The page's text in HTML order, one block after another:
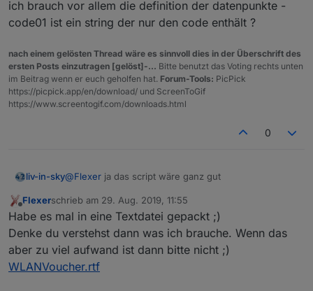
Kann dir das Script auch schicken.
ich brauch vor allem die definition der datenpunkte -
code01 ist ein string der nur den code enthält ?
nach einem gelösten Thread wäre es sinnvoll dies in der Überschrift des
ersten Posts einzutragen [gelöst]-... Bitte benutzt das Voting rechts unten
im Beitrag wenn er euch geholfen hat. Forum-Tools: PicPick
https://picpick.app/en/download/ und ScreenToGif
https://www.screentogif.com/downloads.html
0
liv-in-sky@Flexer ja das script wäre ganz gut
ich dachte das geht automatisch -. das wäre ein
ziemlicher aufwand
ich brauch vor allem die definition der datenpunkte -
code01 ist ein string der nur den code enthält ?
Offline
Flexerschrieb am 29. Aug. 2019, 11:55
zuletzt editiert von
Habe es mal in eine Textdatei gepackt ;)
Denke du verstehst dann was ich brauche. Wenn das
aber zu viel aufwand ist dann bitte nicht ;)
WLANVoucher.rtf